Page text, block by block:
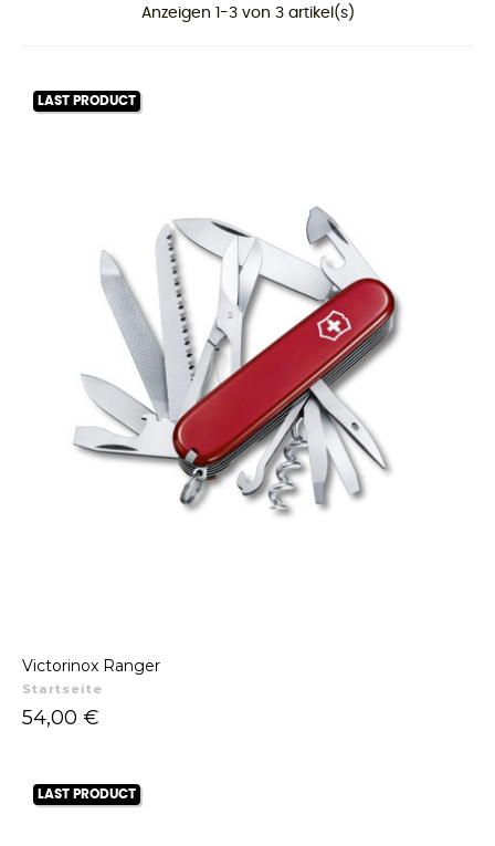
Anzeigen 1-3 von 3 artikel(s)
LAST PRODUCT
Victorinox Ranger
Startseite
Preis
54,00 €
LAST PRODUCT